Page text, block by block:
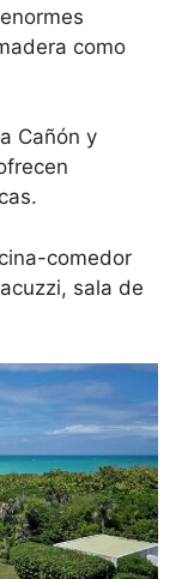
como
Cañón y
comedor
sala de